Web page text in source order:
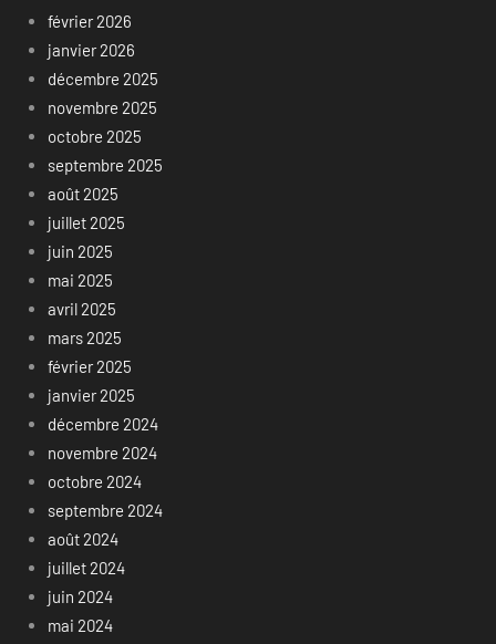
février 2026
janvier 2026
décembre 2025
novembre 2025
octobre 2025
septembre 2025
août 2025
juillet 2025
juin 2025
mai 2025
avril 2025
mars 2025
février 2025
janvier 2025
décembre 2024
novembre 2024
octobre 2024
septembre 2024
août 2024
juillet 2024
juin 2024
mai 2024